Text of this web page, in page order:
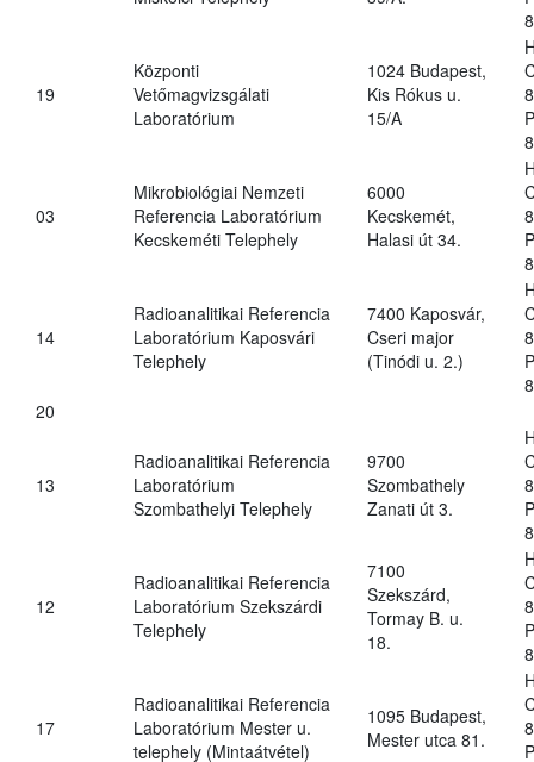
19
Központi
Vetőmagvizsgálati
Laboratórium
1024 Budapest,
Kis Rókus u.
15/A
03
Mikrobiológiai Nemzeti
Referencia Laboratórium
Kecskeméti Telephely
6000
Kecskemét,
Halasi út 34.
14
Radioanalitikai Referencia
Laboratórium Kaposvári
Telephely
7400 Kaposvár,
Cseri major
(Tinódi u. 2.)
20
13
Radioanalitikai Referencia
Laboratórium
Szombathelyi Telephely
9700
Szombathely
Zanati út 3.
12
Radioanalitikai Referencia
Laboratórium Szekszárdi
Telephely
7100
Szekszárd,
Tormay B. u.
18.
17
Radioanalitikai Referencia
Laboratórium Mester u.
telephely (Mintaátvétel)
1095 Budapest,
Mester utca 81.